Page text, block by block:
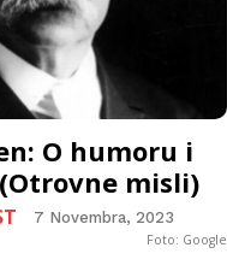
O humoru i
misli)
7 Novembra, 2023
Foto: Google